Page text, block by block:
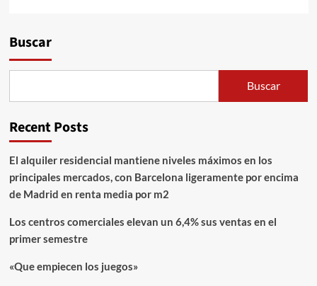
Buscar
Buscar
Recent Posts
El alquiler residencial mantiene niveles máximos en los
principales mercados, con Barcelona ligeramente por encima
de Madrid en renta media por m2
Los centros comerciales elevan un 6,4% sus ventas en el
primer semestre
«Que empiecen los juegos»